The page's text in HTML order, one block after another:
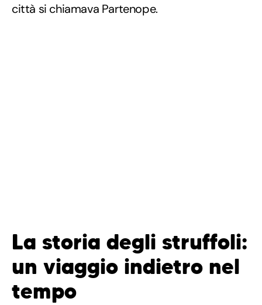
città si chiamava Partenope.
La storia degli struffoli:
un viaggio indietro nel
tempo